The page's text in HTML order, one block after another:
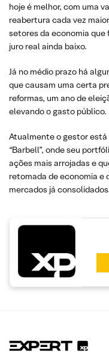
hoje é melhor, com uma
reabertura cada vez
setores da economia
juro real ainda baixo.
Já no médio prazo há
que causam uma certa
reformas, um ano de
elevando o gasto público.
Atualmente o gestor
“Barbell”, onde seu
ações mais arrojadas e
retomada de economia e
mercados já consolidados.